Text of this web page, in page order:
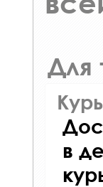
Для
в